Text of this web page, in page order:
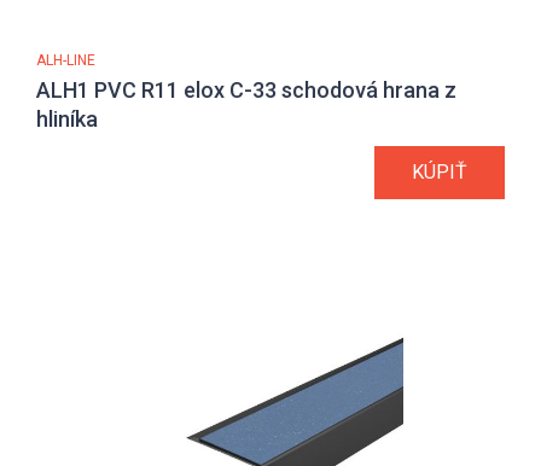
ALH-LINE
ALH1 PVC R11 elox C-33 schodová hrana z
hliníka
KÚPIŤ